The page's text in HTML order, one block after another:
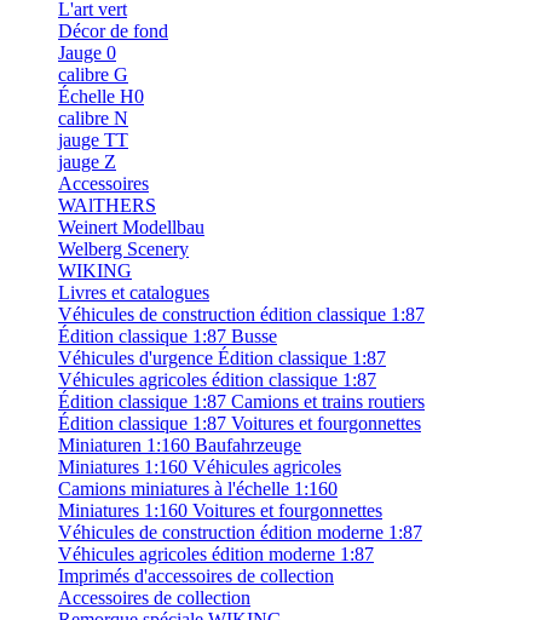
L'art vert
Décor de fond
Jauge 0
calibre G
Échelle H0
calibre N
jauge TT
jauge Z
Accessoires
WAlTHERS
Weinert Modellbau
Welberg Scenery
WIKING
Livres et catalogues
Véhicules de construction édition classique 1:87
Édition classique 1:87 Busse
Véhicules d'urgence Édition classique 1:87
Véhicules agricoles édition classique 1:87
Édition classique 1:87 Camions et trains routiers
Édition classique 1:87 Voitures et fourgonnettes
Miniaturen 1:160 Baufahrzeuge
Miniatures 1:160 Véhicules agricoles
Camions miniatures à l'échelle 1:160
Miniatures 1:160 Voitures et fourgonnettes
Véhicules de construction édition moderne 1:87
Véhicules agricoles édition moderne 1:87
Imprimés d'accessoires de collection
Accessoires de collection